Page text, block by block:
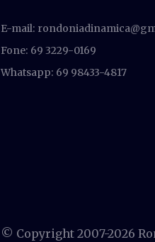
E-mail:
Fone: 69 3229-0169
Whatsapp: 69 98433-4817
© Copyright 2007-2026